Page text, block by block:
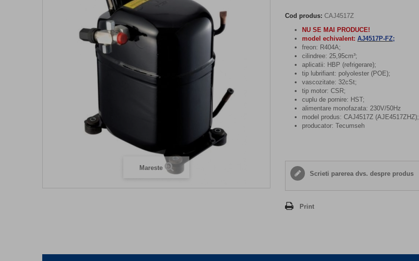
Mareste
Cod produs: CAJ4517Z
NU SE MAI PRODUCE!
model echivalent: AJ4517P-FZ;
freon: R404A;
cilindree: 25,95cm³;
aplicatii: HBP (refrigerare);
tip lubrifiant: polyolester (POE);
vascozitate: 32cSt;
tip motor: CSR;
cuplu de pornire: HST;
alimentare monofazata: 230V/50Hz
model produs: CAJ4517Z (AJE4517ZHZ);
producator: Tecumseh
Scrieti parerea dvs. despre produs
Print